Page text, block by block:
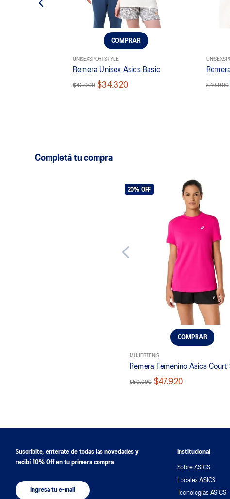
COMPRAR
UNISEXSPORTSTYLE
Remera Unisex Asics Basic
$42.900 $34.320
UNISEX
$49.900
Completá tu compra
COMPRAR
MUJERTENIS
Remera Femenino Asics Court
$59.900 $47.920
20% OFF
Suscribite, enterate de todas las novedades y
recibí 10% Off en tu primera compra
Ingresa tu e-mail
Institucional
Sobre ASICS
Locales ASICS
Tecnologías ASICS